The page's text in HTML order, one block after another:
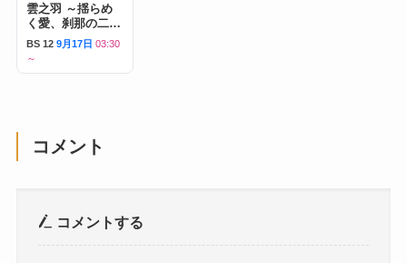
雲之羽 ～揺らめ
く愛、刹那の二人
～
BS 12 9月17日 03:30
～
コメント
コメントする